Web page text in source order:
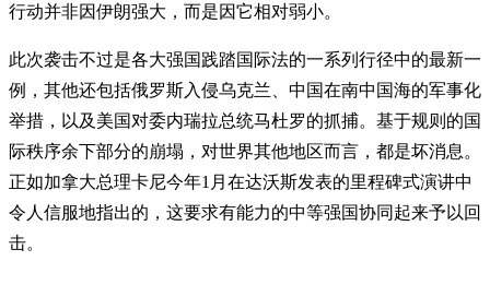
行动并非因伊朗强大，而是因它相对弱小。
此次袭击不过是各大强国践踏国际法的一系列行径中的最新一
例，其他还包括俄罗斯入侵乌克兰、中国在南中国海的军事化
举措，以及美国对委内瑞拉总统马杜罗的抓捕。基于规则的国
际秩序余下部分的崩塌，对世界其他地区而言，都是坏消息。
正如加拿大总理卡尼今年1月在达沃斯发表的里程碑式演讲中
令人信服地指出的，这要求有能力的中等强国协同起来予以回
击。